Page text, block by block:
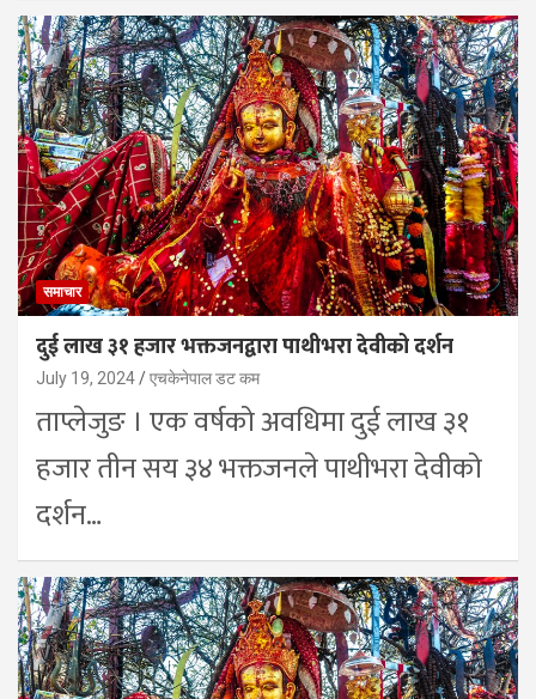
समाचार
दुई लाख ३१ हजार भक्तजनद्वारा पाथीभरा देवीको दर्शन
July 19, 2024 एचकेनेपाल डट कम
ताप्लेजुङ । एक वर्षको अवधिमा दुई लाख ३१
हजार तीन सय ३४ भक्तजनले पाथीभरा देवीको
दर्शन…